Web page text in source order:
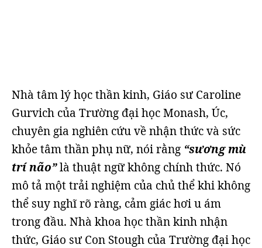
Nhà tâm lý học thần kinh, Giáo sư Caroline
Gurvich của Trường đại học Monash, Úc,
chuyên gia nghiên cứu về nhận thức và sức
khỏe tâm thần phụ nữ, nói rằng “sương mù
trí não”là thuật ngữ không chính thức. Nó
mô tả một trải nghiệm của chủ thể khi không
thể suy nghĩ rõ ràng, cảm giác hơi u ám
trong đầu. Nhà khoa học thần kinh nhận
thức, Giáo sư Con Stough của Trường đại học